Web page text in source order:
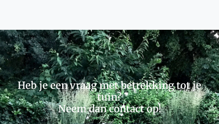
Heb je een vraag met betrekking tot je
tuin?
Neem dan contact op!